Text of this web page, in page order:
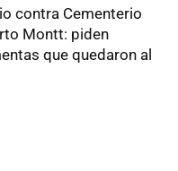
contra Cementerio
Montt: piden
que quedaron al